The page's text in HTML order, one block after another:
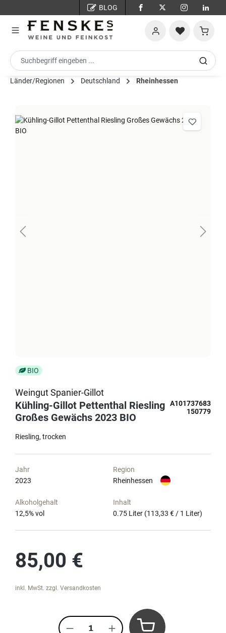
BLOG
Länder/Regionen Deutschland Rheinhessen
BIO
Weingut Spanier-Gillot
Kühling-Gillot Pettenthal Riesling
Großes Gewächs 2023 BIO
A101737683
150779
Riesling trocken
Jahr
2023
Region
Rheinhessen
Alkoholgehalt
12,5% vol
Inhalt
0.75 Liter (113,33 € / 1 Liter)
85,00 €
inkl. MwSt. zzgl. Versandkosten
Produkt Anzahl: Gib den